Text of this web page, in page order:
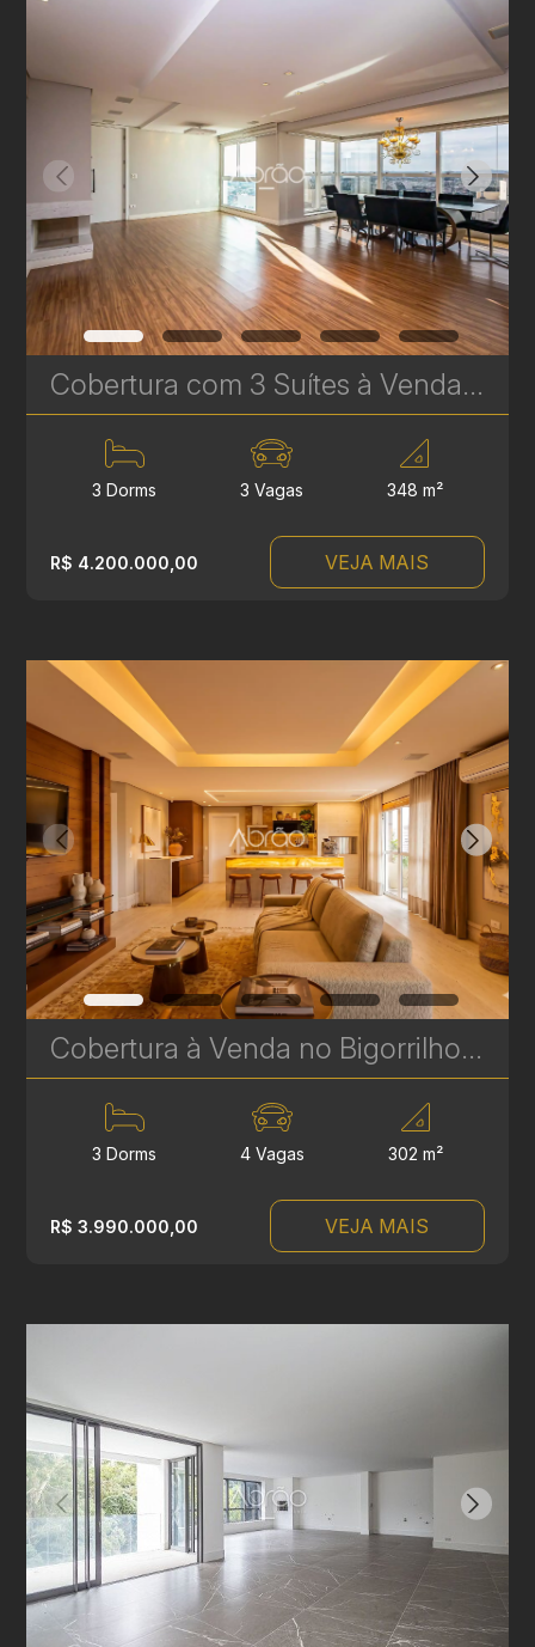
Cobertura com 3 Suítes à Venda no Infinity & Privilege - 348 m² - Ecoville | Ref. 1750
3 Dorms 3 Vagas 348 m²
R$ 4.200.000,00 VEJA MAIS
Cobertura à Venda no Bigorrilho – 302 m², 3 Suítes, Piscina Privativa e 4 Vagas | Ref 1740
3 Dorms 4 Vagas 302 m²
R$ 3.990.000,00 VEJA MAIS